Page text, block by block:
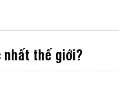
nhất thế giới?